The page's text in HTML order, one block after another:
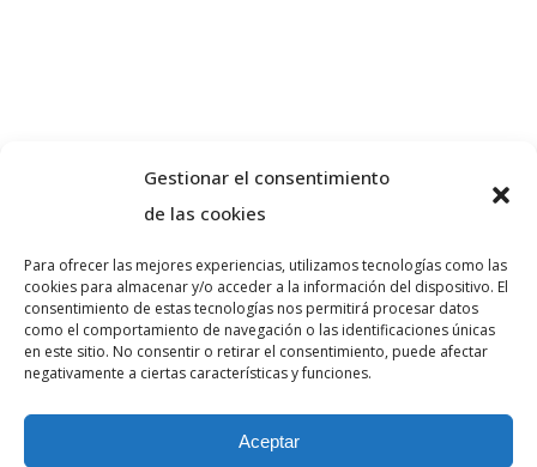
Gestionar el consentimiento
de las cookies
Para ofrecer las mejores experiencias, utilizamos tecnologías como las
cookies para almacenar y/o acceder a la información del dispositivo. El
consentimiento de estas tecnologías nos permitirá procesar datos
como el comportamiento de navegación o las identificaciones únicas
en este sitio. No consentir o retirar el consentimiento, puede afectar
negativamente a ciertas características y funciones.
Aceptar
Sobre nosotros
VA ADVOCATS es un despacho de abogados
especializado en derecho penal y civil en la
ciudad de Girona. Realice una consulta sin